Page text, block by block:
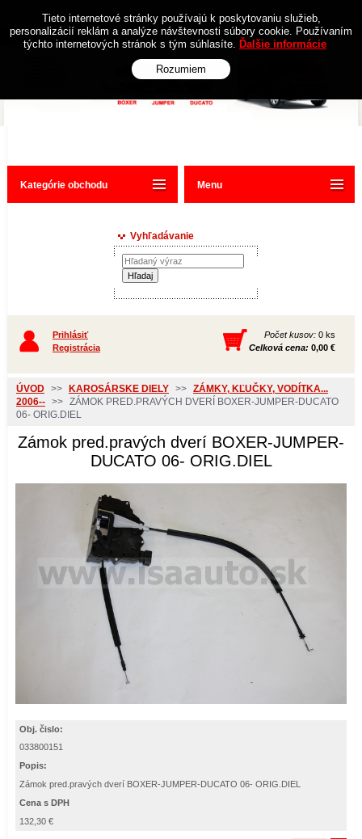
Kategórie obchodu
Vyhľadávanie
Prihlásiť
Registrácia
Počet kusov: 0 ks
Celková cena: 0,00 €
ÚVOD >> KAROSÁRSKE DIELY >> ZÁMKY, KĽUČKY, VODÍTKA...
2006-- >> ZÁMOK PRED.PRAVÝCH DVERÍ BOXER-JUMPER-DUCATO
06- ORIG.DIEL
Zámok pred.pravých dverí BOXER-JUMPER-
DUCATO 06- ORIG.DIEL
Obj. čislo:
033800151
Popis:
Zámok pred.pravých dverí BOXER-JUMPER-DUCATO 06- ORIG.DIEL
Cena s DPH
132,30 €
Menu
Tieto internetové stránky používajú k poskytovaniu služieb,
personalizácií reklám a analýze návštevnosti súbory cookie. Používaním
týchto internetových stránok s tým súhlasíte. Ďalšie informácie
Rozumiem